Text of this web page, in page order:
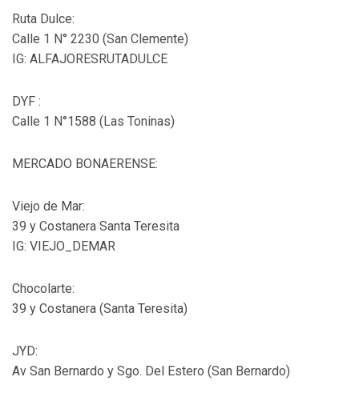
Ruta Dulce:
Calle 1 N° 2230 (San Clemente)
IG: ALFAJORESRUTADULCE
DYF :
Calle 1 N°1588 (Las Toninas)
MERCADO BONAERENSE:
Viejo de Mar:
39 y Costanera Santa Teresita
IG: VIEJO_DEMAR
Chocolarte:
39 y Costanera (Santa Teresita)
JYD:
Av San Bernardo y Sgo. Del Estero (San Bernardo)